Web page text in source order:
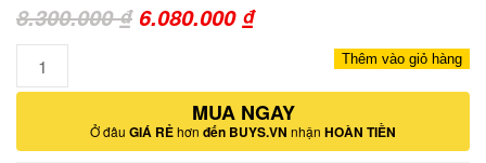
8.300.000₫ Giá
8.300.000 ₫.
6.080.000₫Giá
là:
6.080.000 ₫.
lượng
Thêm vào giỏ hàng
MUA NGAY
Ở đâu GIÁ RẺhơn đến BUYS.VN nhận HOÀN TIỀN